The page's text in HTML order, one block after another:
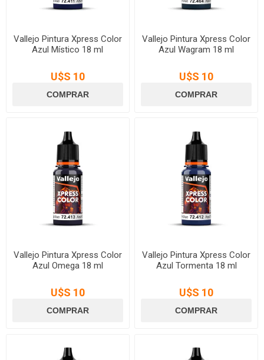
Vallejo Pintura Xpress Color
Azul Místico 18 ml
U$S 10
Vallejo Pintura Xpress Color
Azul Wagram 18 ml
U$S 10
Vallejo Pintura Xpress Color
Azul Omega 18 ml
U$S 10
Vallejo Pintura Xpress Color
Azul Tormenta 18 ml
U$S 10